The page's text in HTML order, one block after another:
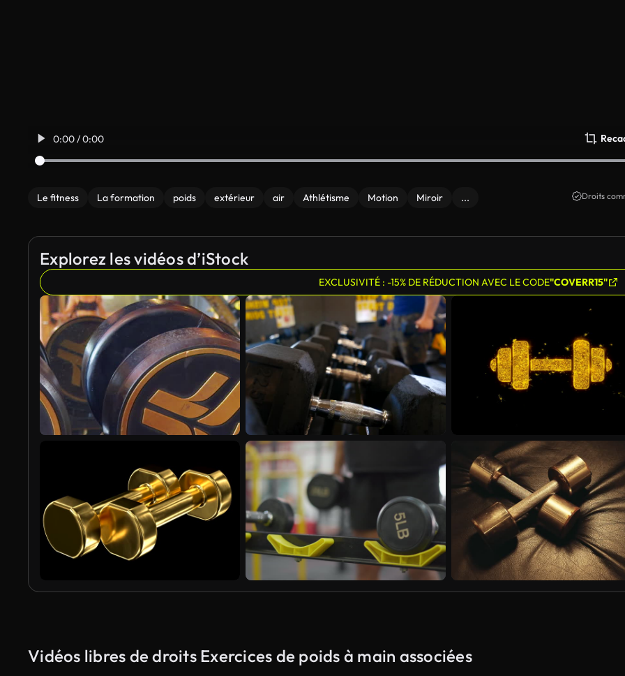
0:00 / 0:00
Le fitness La formation poids extérieur air Athlétisme Motion Miroir ... Droits
Explorez les vidéos d’iStock
EXCLUSIVITÉ : -15% DE RÉDUCTION AVEC LE CODE"COVERR15"
Vidéos libres de droits Exercices de poids à main associées